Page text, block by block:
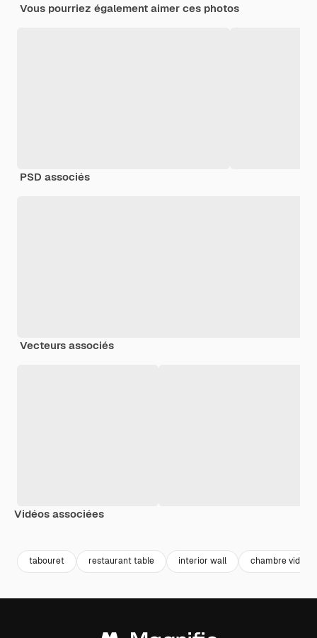
Vous pourriez également aimer ces photos
PSD associés
Vecteurs associés
Vidéos associées
tabouret restaurant table interior wall chambre vide